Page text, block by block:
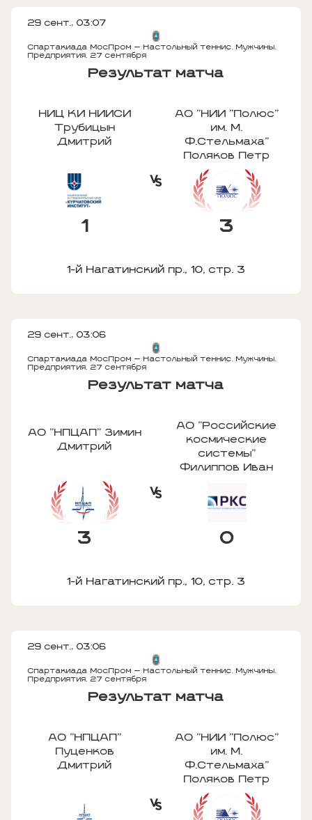
29 сент., 03:07
Спартакиада МосПром — Настольный теннис. Мужчины.
Предприятия. 27 сентября
Результат матча
НИЦ КИ НИИСИ
Трубицын
Дмитрий
1
АО "НИИ "Полюс"
им. М.
Ф.Стельмаха"
Поляков Петр
3
1-й Нагатинский пр., 10, стр. 3
29 сент., 03:06
Спартакиада МосПром — Настольный теннис. Мужчины.
Предприятия. 27 сентября
Результат матча
АО "НПЦАП" Зимин
Дмитрий
3
АО "Российские
космические
системы"
Филиппов Иван
0
1-й Нагатинский пр., 10, стр. 3
29 сент., 03:06
Спартакиада МосПром — Настольный теннис. Мужчины.
Предприятия. 27 сентября
Результат матча
АО "НПЦАП"
Пуценков
Дмитрий
АО "НИИ "Полюс"
им. М.
Ф.Стельмаха"
Поляков Петр